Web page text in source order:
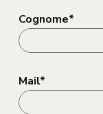
Cognome*
Mail*